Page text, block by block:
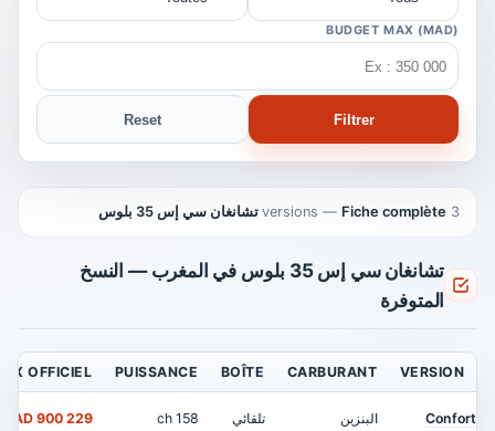
BUDGET MAX (MAD)
Filtrer
Reset
3 versions
— Fiche complète تشانغان سي إس 35 بلوس
تشانغان سي إس 35 بلوس في المغرب — النسخ
المتوفرة
VERSION
CARBURANT
BOÎTE
PUISSANCE
OFFICIEL
Confort البنزين تلقائي 158 ch
229 900 MAD